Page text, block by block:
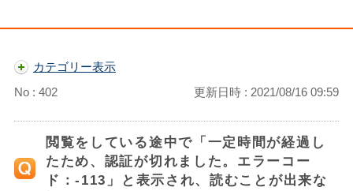
カテゴリー表示
No : 402
更新日時 : 2021/08/16 09:59
閲覧をしている途中で「一定時間が経過し
たため、認証が切れました。エラーコー
ド：-113」と表示され、読むことが出来な